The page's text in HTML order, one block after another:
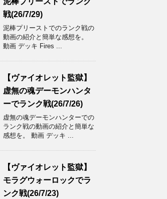
戦(26/7/29)
泥棒プリーストでのランク戦の
動画の紹介と簡単な感想を。
動画 デッキ Fires ...
【ヴァイオレット監獄】
虚無の魂デーモンハンタ
ーでランク戦(26/7/26)
虚無の魂デーモンハンターでの
ランク戦の動画の紹介と簡単な
感想を。 動画 デッキ ...
【ヴァイオレット監獄】
モラグウォーロックでラ
ンク戦(26/7/23)